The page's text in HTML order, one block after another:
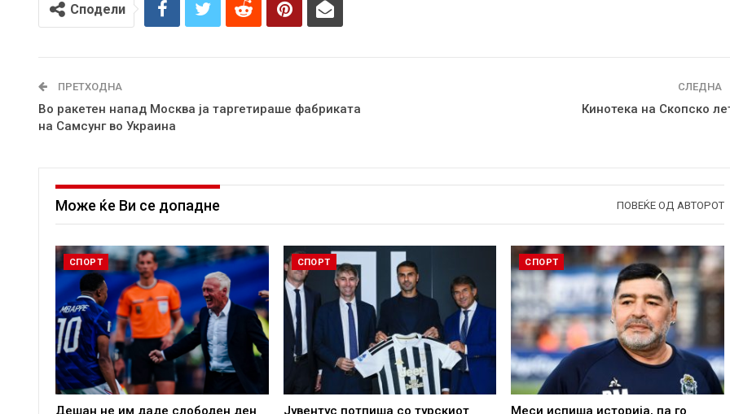
Сподели
ПРЕТХОДНА
Во ракетен напад Москва ја таргетираше фабриката
на Самсунг во Украина
СЛЕДНА
Кинотека на Скопско
Може ќе Ви се допадне ПОВЕЌЕ ОД АВТОРОТ
СПОРТ
Дешан не им даде слободен ден
СПОРТ
Јувентус потпиша со турскиот
СПОРТ
Меси испиша историја, па го